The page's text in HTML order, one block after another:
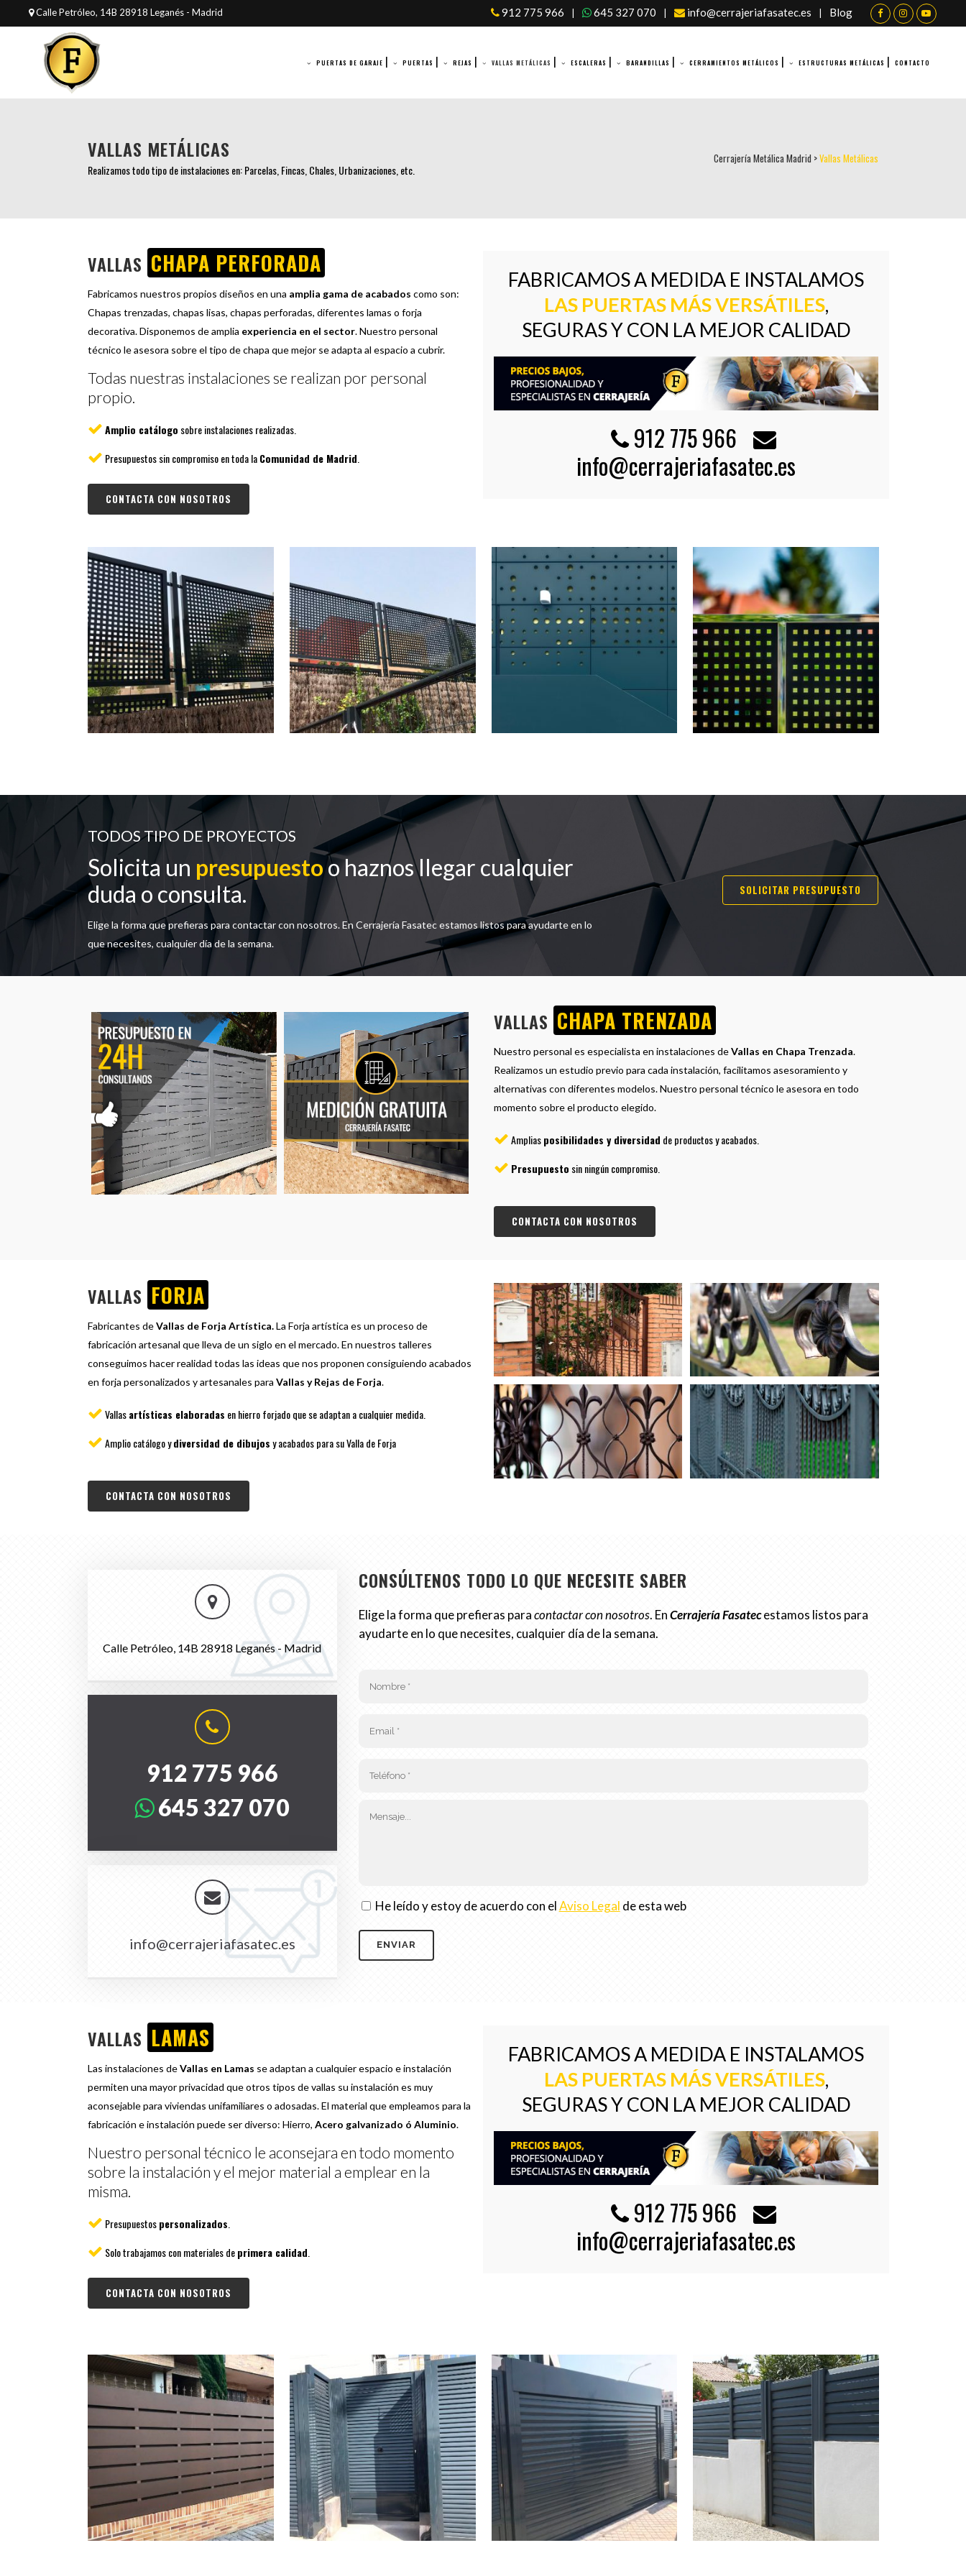
Calle Petróleo, 14B 28918 Leganés - Madrid 912 775 966 645 327 070 info@cerrajeriafasatec.es Blog
PUERTAS DE GARAJE PUERTAS REJAS VALLAS METÁLICAS ESCALERAS BARANDILLAS CERRAMIENTOS METÁLICOS ESTRUCTURAS METÁLICAS CONTACTO
VALLAS METÁLICAS
Realizamos todo tipo de instalaciones en: Parcelas, Fincas, Chales, Urbanizaciones, etc.
Cerrajería Metálica Madrid >Vallas Metálicas
VALLAS CHAPA PERFORADA
Fabricamos nuestros propios diseños en una amplia gama de acabados como son:
Chapas trenzadas, chapas lisas, chapas perforadas, diferentes lamas o forja
decorativa. Disponemos de amplia experiencia en el sector. Nuestro personal
técnico le asesora sobre el tipo de chapa que mejor se adapta al espacio a cubrir.
Todas nuestras instalaciones se realizan por personal
propio.
Amplio catálogo sobre instalaciones realizadas.
Presupuestos sin compromiso en toda laComunidad de Madrid
CONTACTA CON NOSOTROS
FABRICAMOS A MEDIDA E INSTALAMOS
LAS PUERTAS MÁS VERSÁTILES,
SEGURAS Y CON LA MEJOR CALIDAD
912 775 966
info@cerrajeriafasatec.es
TODOS TIPO DE PROYECTOS
Solicita un presupuestoo haznos llegar cualquier
duda o consulta.
Elige la forma que prefieras para contactar con nosotros. En Cerrajería Fasatec estamos listos para ayudarte en lo
que necesites, cualquier día de la semana.
SOLICITAR PRESUPUESTO
VALLAS CHAPA TRENZADA
Nuestro personal es especialista en instalaciones deVallas en Chapa Trenzada.
Realizamos un estudio previo para cada instalación, facilitamos asesoramiento y
alternativas con diferentes modelos. Nuestro personal técnico le asesora en todo
momento sobre el producto elegido.
Ampliasposibilidades y diversidad de productos y acabados.
Presupuesto sin ningún compromiso.
CONTACTA CON NOSOTROS
VALLAS FORJA
Fabricantes deVallas de Forja Artística.La Forja artística es un proceso de
fabricación artesanal que lleva de un siglo en el mercado. En nuestros talleres
conseguimos hacer realidad todas las ideas que nos proponen consiguiendo acabados
en forja personalizados y artesanales para Vallas y Rejas de Forja.
Vallasartísticas elaboradas en hierro forjado que se adaptan a cualquier medida.
Amplio catálogo ydiversidad de dibujosy acabados para su Valla de Forja
CONTACTA CON NOSOTROS
Calle Petróleo, 14B 28918 Leganés - Madrid
912 775 966
645 327 070
info@cerrajeriafasatec.es
CONSÚLTENOS TODO LO QUE NECESITE SABER
Elige la forma que prefieras paracontactar con nosotros. EnCerrajería Fasatecestamos listos para
ayudarte en lo que necesites, cualquier día de la semana.
He leído y estoy de acuerdo con elAviso Legal de esta web
VALLAS LAMAS
Las instalaciones deVallas en Lamas se adaptan a cualquier espacio e instalación
permiten una mayor privacidad que otros tipos de vallas su instalación es muy
aconsejable para viviendas unifamiliares o adosadas. El material que empleamos para la
fabricación e instalación puede ser diverso: Hierro, Acero galvanizado ó Aluminio.
Nuestro personal técnico le aconsejara en todo momento
sobre la instalación y el mejor material a emplear en la
misma.
Presupuestospersonalizados
Solo trabajamos con materiales deprimera calidad
CONTACTA CON NOSOTROS
FABRICAMOS A MEDIDA E INSTALAMOS
LAS PUERTAS MÁS VERSÁTILES,
SEGURAS Y CON LA MEJOR CALIDAD
912 775 966
info@cerrajeriafasatec.es